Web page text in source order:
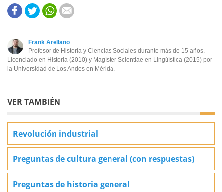
Este contenido contiene información incorrecta
Otro
Frank Arellano
Profesor de Historia y Ciencias Sociales durante más de 15 años.
Licenciado en Historia (2010) y Magíster Scientiae en Lingüística (2015) por
la Universidad de Los Andes en Mérida.
VER TAMBIÉN
Revolución industrial
Preguntas de cultura general (con respuestas)
Preguntas de historia general